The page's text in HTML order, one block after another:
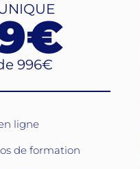
996€
ligne
de formation